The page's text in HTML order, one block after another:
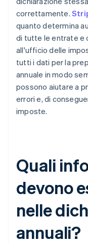
correttamente.
quanto determina
di tutte le entrate e
all'ufficio delle
tutti i dati per la
annuale in modo
possono aiutare a
errori e, di
imposte.
Quali
devono
nelle
annuali?